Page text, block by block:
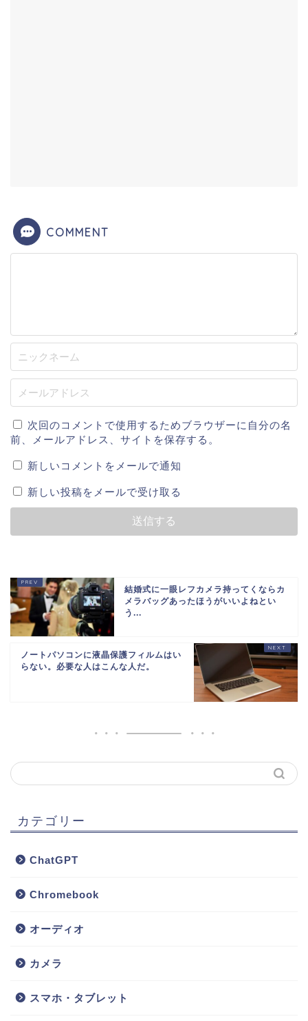
COMMENT
次回のコメントで使用するためブラウザーに自分の名
前、メールアドレス、サイトを保存する。
新しいコメントをメールで通知
新しい投稿をメールで受け取る
結婚式に一眼レフカメラ持ってくならカ
メラバッグあったほうがいいよねとい
う...
ノートパソコンに液晶保護フィルムはい
らない。必要な人はこんな人だ。
カテゴリー
ChatGPT
Chromebook
オーディオ
カメラ
スマホ・タブレット